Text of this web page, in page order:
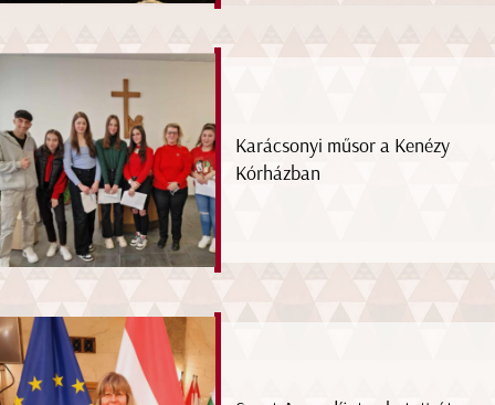
Karácsonyi műsor a Kenézy
Kórházban